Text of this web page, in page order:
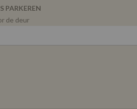
PARKEREN
de deur